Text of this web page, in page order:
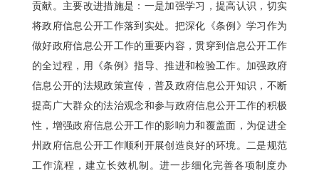
贡献。主要改进措施是：一是加强学习，提高认识，切实
将政府信息公开工作落到实处。把深化《条例》学习作为
做好政府信息公开工作的重要内容，贯穿到信息公开工作
的全过程，用《条例》指导、推进和检验工作。加强政府
信息公开的法规政策宣传，普及政府信息公开知识，不断
提高广大群众的法治观念和参与政府信息公开工作的积极
性，增强政府信息公开工作的影响力和覆盖面，为促进全
州政府信息公开工作顺利开展创造良好的环境。二是规范
工作流程，建立长效机制。进一步细化完善各项制度办